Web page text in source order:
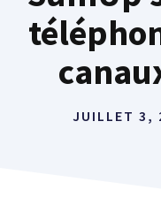
JUILLET 3,